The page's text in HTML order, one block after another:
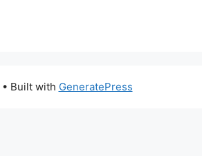
• Built with GeneratePress